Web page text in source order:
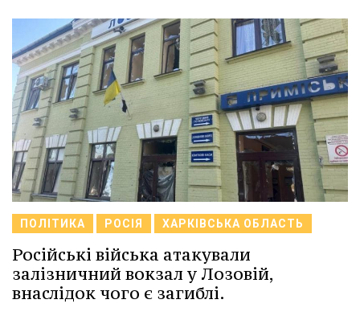
ПОЛІТИКА РОСІЯ ХАРКІВСЬКА ОБЛАСТЬ
Російські війська атакували
залізничний вокзал у Лозовій,
внаслідок чого є загиблі.